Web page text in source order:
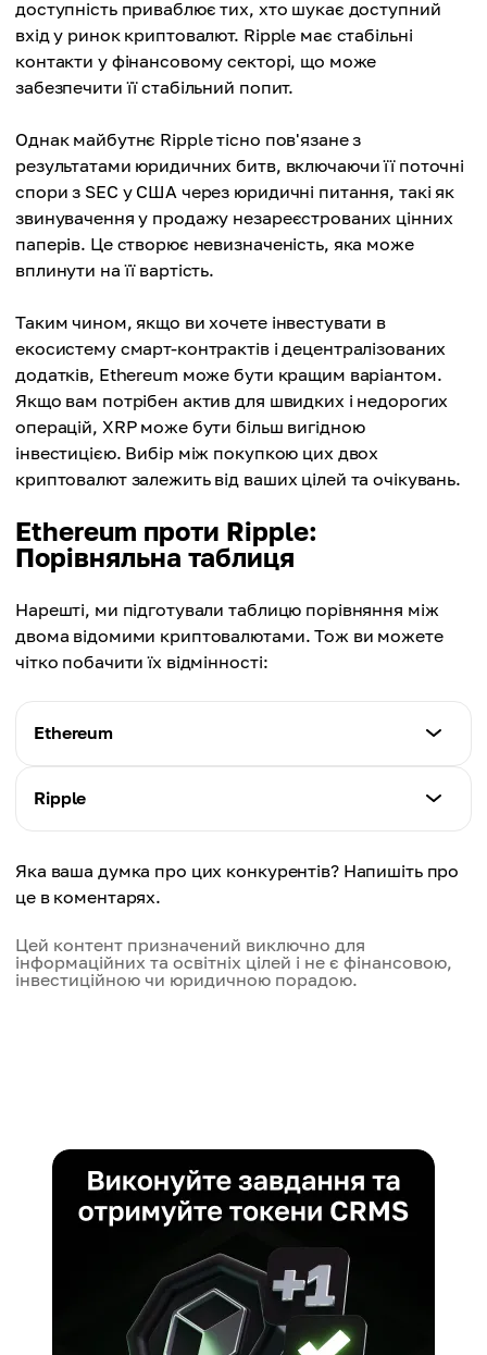
доступність приваблює тих, хто шукає доступний
вхід у ринок криптовалют. Ripple має стабільні
контакти у фінансовому секторі, що може
забезпечити її стабільний попит.
Однак майбутнє Ripple тісно пов'язане з
результатами юридичних битв, включаючи її поточні
спори з SEC у США через юридичні питання, такі як
звинувачення у продажу незареєстрованих цінних
паперів. Це створює невизначеність, яка може
вплинути на її вартість.
Таким чином, якщо ви хочете інвестувати в
екосистему смарт-контрактів і децентралізованих
додатків, Ethereum може бути кращим варіантом.
Якщо вам потрібен актив для швидких і недорогих
операцій, XRP може бути більш вигідною
інвестицією. Вибір між покупкою цих двох
криптовалют залежить від ваших цілей та очікувань.
Ethereum проти Ripple:
Порівняльна таблиця
Нарешті, ми підготували таблицю порівняння між
двома відомими криптовалютами. Тож ви можете
чітко побачити їх відмінності:
Ethereum
Тип
Алгоритм
Основна Мета
Швидкість Транзакцій
15-30 TPS, поліпшення з ETH 2.0
Високий через оновлення та зростаючу
популярність DeFi
Ripple
Криптовалюта для міжнародних переказів
Алгоритм
Консенсусний Ледер, Xcurrent, Xrapid
Швидкість Транзакцій
1500+ TPS
Потенціал Розвитку
Залежить від успіху у юридичних спорах та
партнерств
Яка ваша думка про цих конкурентів? Напишіть про
це в коментарях.
Цей контент призначений виключно для
інформаційних та освітніх цілей і не є фінансовою,
інвестиційною чи юридичною порадою.